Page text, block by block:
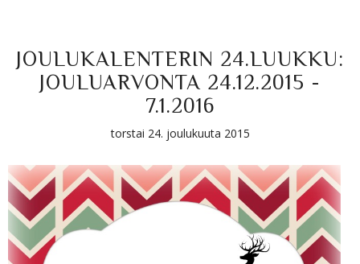
JOULUKALENTERIN 24.LUUKKU:
JOULUARVONTA 24.12.2015 -
7.1.2016
torstai 24. joulukuuta 2015